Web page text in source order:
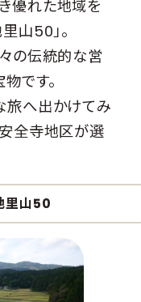
優れた地域を
山50」。
の伝統的な営
です。
旅へ出かけてみ
全寺地区が選
里山50